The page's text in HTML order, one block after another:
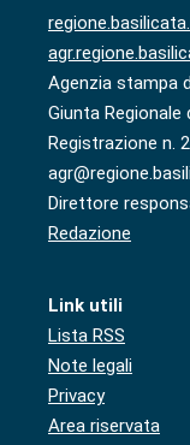
Agenzia stampa
Giunta Regionale
Registrazione n.
Direttore
Redazione
Link utili
Lista RSS
Note legali
Privacy
Area riservata